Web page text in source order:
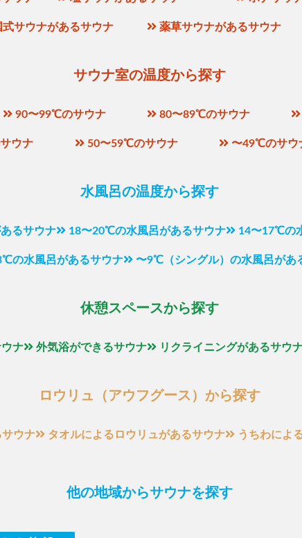
式サウナがあるサウナ 薬草サウナがあるサウナ
サウナ室の温度から探す
90〜99℃のサウナ 80〜89℃のサウナ
ウナ 50〜59℃のサウナ 〜49℃のサウ
水風呂の温度から探す
るサウナ 18〜20℃の水風呂があるサウナ 14〜17℃の
の水風呂があるサウナ 〜9℃（シングル）の水風呂があ
休憩スペースから探す
ナ 外気浴ができるサウナ リクライニングがあるサウ
ロウリュ（アウフグース）から探す
ウナ タオルによるロウリュがあるサウナ うちわによ
他の地域からサウナを探す